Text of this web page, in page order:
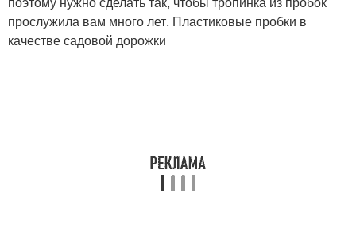
прослужила вам много лет. Пластиковые пробки в
качестве садовой дорожки